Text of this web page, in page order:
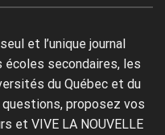
et l’unique journal
secondaires, les
du Québec et du
questions, proposez vos
et VIVE LA NOUVELLE